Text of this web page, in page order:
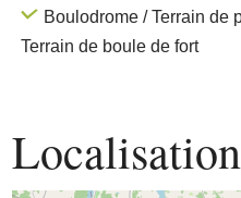
Boulodrome / Terrain de
Terrain de boule de fort
Localisation